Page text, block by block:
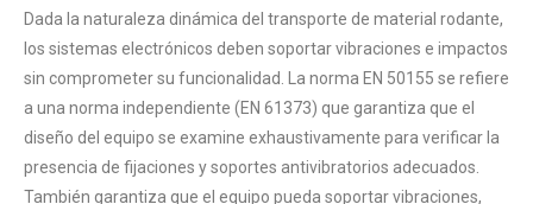
Dada la naturaleza dinámica del transporte de material rodante,
los sistemas electrónicos deben soportar vibraciones e impactos
sin comprometer su funcionalidad. La norma EN 50155 se refiere
a una norma independiente (EN 61373) que garantiza que el
diseño del equipo se examine exhaustivamente para verificar la
presencia de fijaciones y soportes antivibratorios adecuados.
También garantiza que el equipo pueda soportar vibraciones,